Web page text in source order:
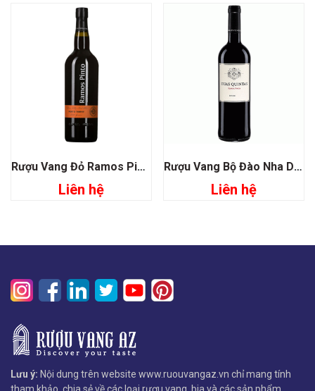
Rượu Vang Đỏ Ramos Pinto Porto Tawny
Liên hệ
Rượu Vang Bộ Đào Nha Duas Quintas Ramos Pinto Douro
Liên hệ
Lưu ý: Nội dung trên website www.ruouvangaz.vn chỉ mang tính